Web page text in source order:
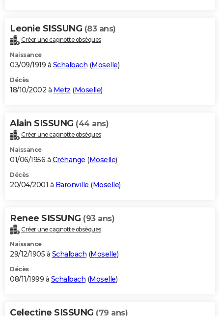
Leonie SISSUNG (83 ans)
Créer une cagnotte obsèques
Naissance
03/09/1919 à Schalbach (Moselle)
Décès
18/10/2002 à Metz (Moselle)
Alain SISSUNG (44 ans)
Créer une cagnotte obsèques
Naissance
01/06/1956 à Créhange (Moselle)
Décès
20/04/2001 à Baronville (Moselle)
Renee SISSUNG (93 ans)
Créer une cagnotte obsèques
Naissance
29/12/1905 à Schalbach (Moselle)
Décès
08/11/1999 à Schalbach (Moselle)
Celectine SISSUNG (79 ans)